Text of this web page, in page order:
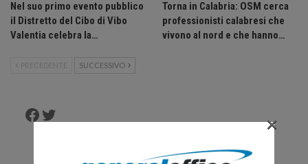
Nel suo primo evento pubblico
il Distretto del Cibo di Vibo
Valentia celebra la…
Torna in Calabria: OSM cerca
professionisti calabresi che
vivono al nord e che hanno…
PRECEDENTE SUCCESSIVO
Facebook
Twitter ×